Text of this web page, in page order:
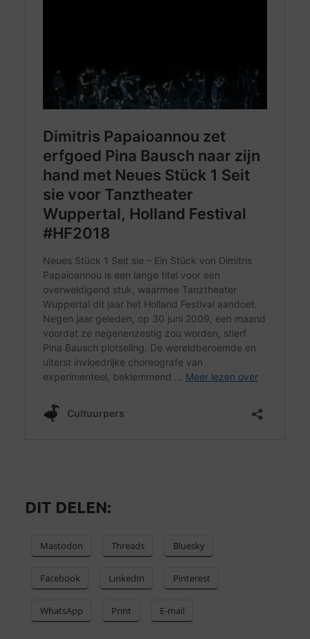
DIT DELEN:
Mastodon Threads Bluesky
Facebook LinkedIn Pinterest
WhatsApp Print E-mail